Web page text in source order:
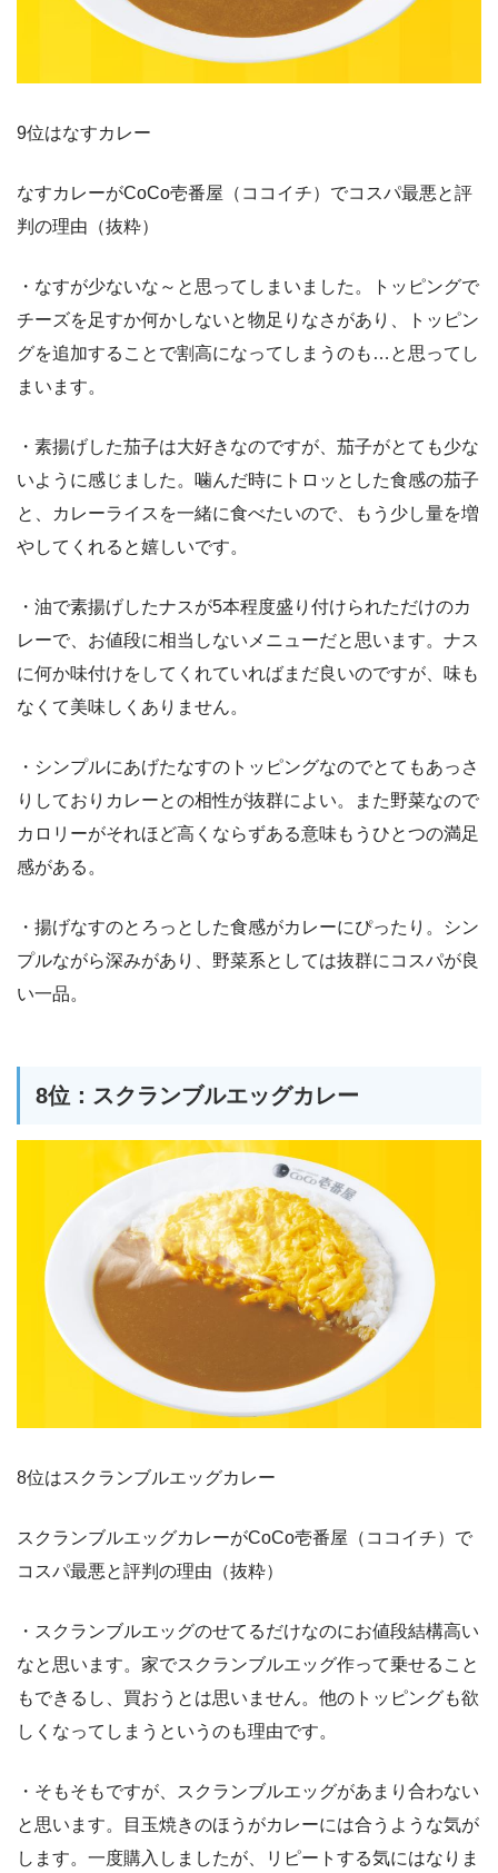
9位はなすカレー
なすカレーがCoCo壱番屋（ココイチ）でコスパ最悪と評
判の理由（抜粋）
・なすが少ないな～と思ってしまいました。トッピングで
チーズを足すか何かしないと物足りなさがあり、トッピン
グを追加することで割高になってしまうのも…と思ってし
まいます。
・素揚げした茄子は大好きなのですが、茄子がとても少な
いように感じました。噛んだ時にトロッとした食感の茄子
と、カレーライスを一緒に食べたいので、もう少し量を増
やしてくれると嬉しいです。
・油で素揚げしたナスが5本程度盛り付けられただけのカ
レーで、お値段に相当しないメニューだと思います。ナス
に何か味付けをしてくれていればまだ良いのですが、味も
なくて美味しくありません。
・シンプルにあげたなすのトッピングなのでとてもあっさ
りしておりカレーとの相性が抜群によい。また野菜なので
カロリーがそれほど高くならずある意味もうひとつの満足
感がある。
・揚げなすのとろっとした食感がカレーにぴったり。シン
プルながら深みがあり、野菜系としては抜群にコスパが良
い一品。
8位：スクランブルエッグカレー
8位はスクランブルエッグカレー
スクランブルエッグカレーがCoCo壱番屋（ココイチ）で
コスパ最悪と評判の理由（抜粋）
・スクランブルエッグのせてるだけなのにお値段結構高い
なと思います。家でスクランブルエッグ作って乗せること
もできるし、買おうとは思いません。他のトッピングも欲
しくなってしまうというのも理由です。
・そもそもですが、スクランブルエッグがあまり合わない
と思います。目玉焼きのほうがカレーには合うような気が
します。一度購入しましたが、リピートする気にはなりま